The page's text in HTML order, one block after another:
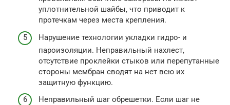
уплотнительной шайбы, что приводит к
протечкам через места крепления.
Нарушение технологии укладки гидро- и
пароизоляции. Неправильный нахлест,
отсутствие проклейки стыков или перепутанные
стороны мембран сводят на нет всю их
защитную функцию.
Неправильный шаг обрешетки. Если шаг не